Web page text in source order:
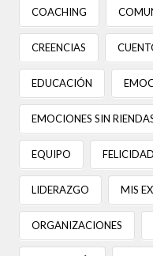
COACHING
CREENCIAS
EDUCACIÓN
EMOCIONES SIN
EQUIPO FELICIDAD
LIDERAZGO MIS
ORGANIZACIONES